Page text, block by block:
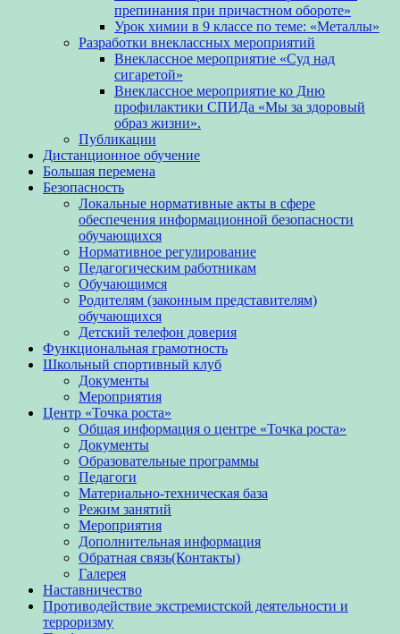
препинания при причастном обороте»
Урок химии в 9 классе по теме: «Металлы»
Разработки внеклассных мероприятий
Внеклассное мероприятие «Суд над
сигаретой»
Внеклассное мероприятие ко Дню
профилактики СПИДа «Мы за здоровый
образ жизни».
Публикации
Дистанционное обучение
Большая перемена
Безопасность
Локальные нормативные акты в сфере
обеспечения информационной безопасности
обучающихся
Нормативное регулирование
Педагогическим работникам
Обучающимся
Родителям (законным представителям)
обучающихся
Детский телефон доверия
Функциональная грамотность
Школьный спортивный клуб
Документы
Мероприятия
Центр «Точка роста»
Общая информация о центре «Точка роста»
Документы
Образовательные программы
Педагоги
Материально-техническая база
Режим занятий
Мероприятия
Дополнительная информация
Обратная связь(Контакты)
Галерея
Наставничество
Противодействие экстремистской деятельности и
терроризму